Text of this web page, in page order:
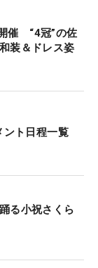
催 “4冠”の佐
装＆ドレス姿
ト日程一覧
る小祝さくら